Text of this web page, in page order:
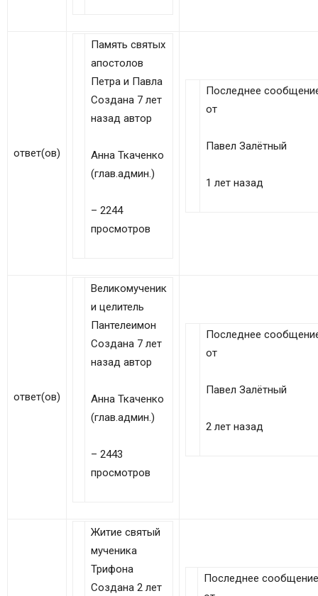
ответ(ов)
Память святых
апостолов
Петра и Павла
Создана 7 лет
назад автор
Анна Ткаченко
(глав.админ.)
– 2244
просмотров
Последнее
от
Павел Залётный
1 лет назад
ответ(ов)
Великомученик
и целитель
Пантелеимон
Создана 7 лет
назад автор
Анна Ткаченко
(глав.админ.)
– 2443
просмотров
Последнее
от
Павел Залётный
2 лет назад
Житие святый
мученика
Трифона
Создана 2 лет
Последнее сообщение